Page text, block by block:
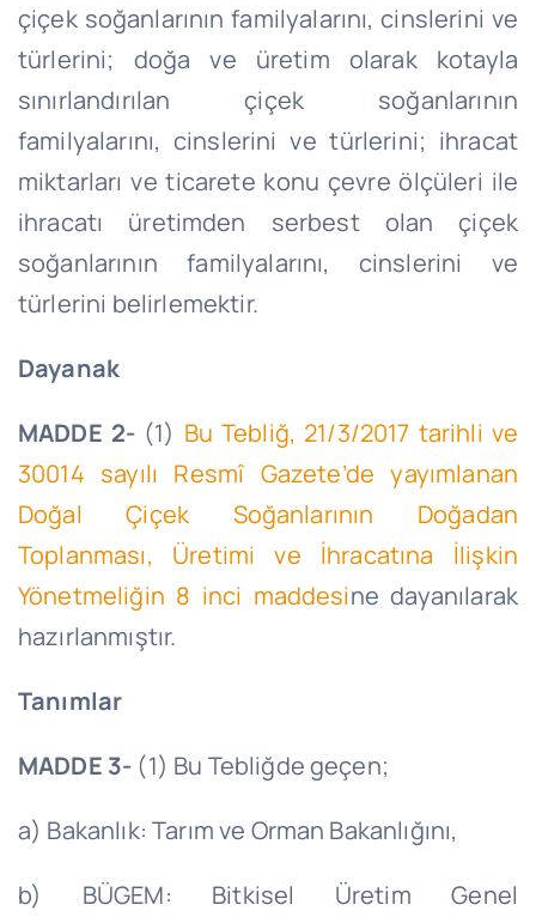
çiçek soğanlarının familyalarını, cinslerini ve
türlerini; doğa ve üretim olarak kotayla
sınırlandırılan çiçek soğanlarının
familyalarını, cinslerini ve türlerini; ihracat
miktarları ve ticarete konu çevre ölçüleri ile
ihracatı üretimden serbest olan çiçek
soğanlarının familyalarını, cinslerini ve
türlerini belirlemektir.
Dayanak
MADDE 2- (1) Bu Tebliğ, 21/3/2017 tarihli ve
30014 sayılı Resmî Gazete’de yayımlanan
Doğal Çiçek Soğanlarının Doğadan
Toplanması, Üretimi ve İhracatına İlişkin
Yönetmeliğin 8 inci maddesine dayanılarak
hazırlanmıştır.
Tanımlar
MADDE 3- (1) Bu Tebliğde geçen;
a) Bakanlık: Tarım ve Orman Bakanlığını,
b) BÜGEM: Bitkisel Üretim Genel